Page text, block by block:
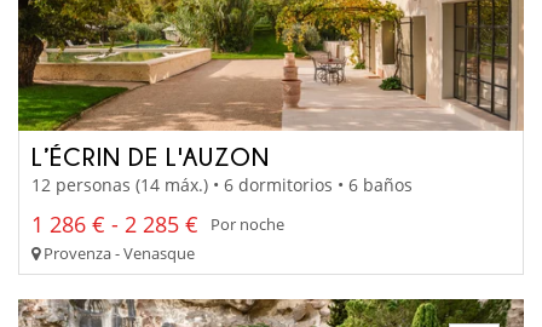
L’ÉCRIN DE L'AUZON
12 personas (14 máx.) • 6 dormitorios • 6 baños
1 286 € - 2 285 €
Por noche
Provenza - Venasque